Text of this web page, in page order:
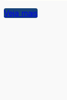
Veja mais